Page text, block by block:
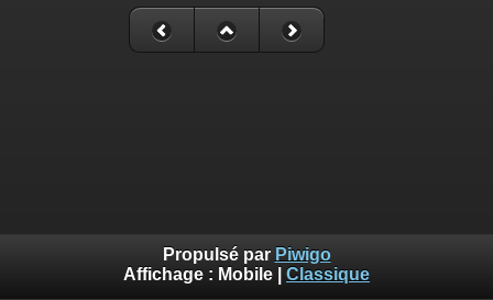
Propulsé par Piwigo
Affichage : Mobile Classique